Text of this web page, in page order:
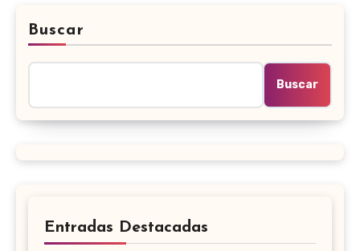
Buscar
Buscar
Entradas Destacadas